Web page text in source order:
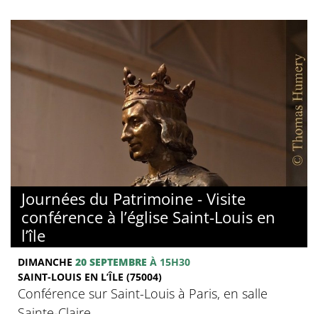
Journées du Patrimoine - Visite
conférence à l’église Saint-Louis en
l’île
DIMANCHE 20 SEPTEMBRE À 15H30
SAINT-LOUIS EN L’ÎLE (75004)
Conférence sur Saint-Louis à Paris, en salle